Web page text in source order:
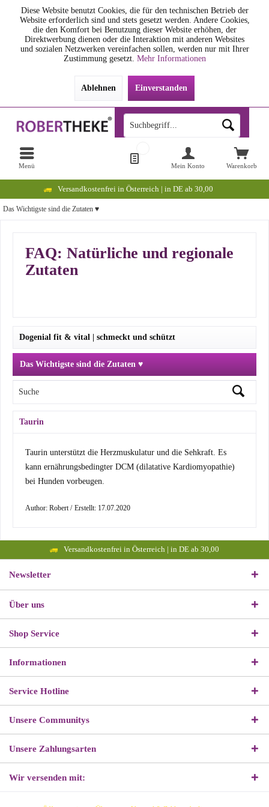
Diese Website benutzt Cookies, die für den technischen Betrieb der
Website erforderlich sind und stets gesetzt werden. Andere Cookies,
die den Komfort bei Benutzung dieser Website erhöhen, der
Direktwerbung dienen oder die Interaktion mit anderen Websites
und sozialen Netzwerken vereinfachen sollen, werden nur mit Ihrer
Zustimmung gesetzt. Mehr Informationen
Ablehnen Einverstanden
Versandkostenfrei in Österreich | in DE ab 30,00
Menü Warenkorb
Mein Konto
Das Wichtigste sind die Zutaten ♥
FAQ: Natürliche und regionale
Zutaten
Dogenial fit & vital | schmeckt und schützt
Das Wichtigste sind die Zutaten ♥
Taurin
Taurin unterstützt die Herzmuskulatur und die Sehkraft. Es
kann ernährungsbedingter DCM (dilatative Kardiomyopathie)
bei Hunden vorbeugen.
Author: Robert/ Erstellt: 17.07.2020
Versandkostenfrei in Österreich | in DE ab 30,00
Newsletter
Über uns
Shop Service
Informationen
Service Hotline
Unsere Communitys
Unsere Zahlungsarten
Wir versenden mit: